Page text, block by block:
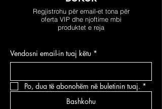
Regjistrohu për email-et tona për
oferta VIP dhe njoftime mbi
produktet e reja
Vendosni email-in tuaj këtu *
Po, dua të abonohëm në buletinin tuaj. *
Bashkohu